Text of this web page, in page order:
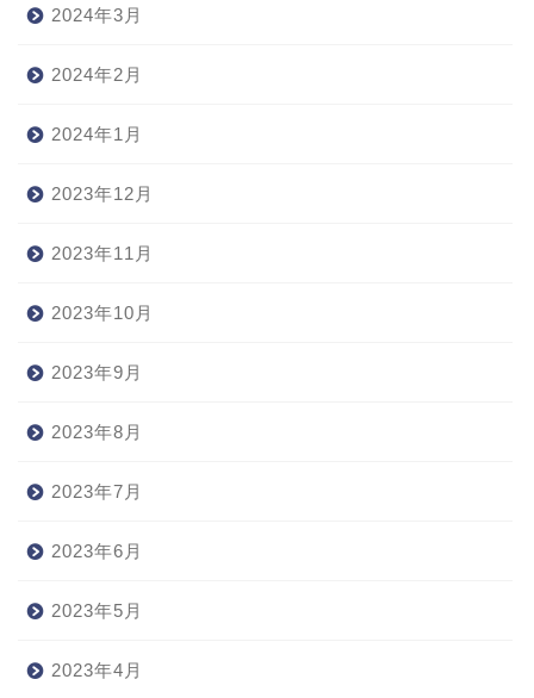
2024年3月
2024年2月
2024年1月
2023年12月
2023年11月
2023年10月
2023年9月
2023年8月
2023年7月
2023年6月
2023年5月
2023年4月